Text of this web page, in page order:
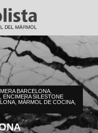
BARCELONA
ENCIMERA SILESTONE
MÁRMOL DE COCINA